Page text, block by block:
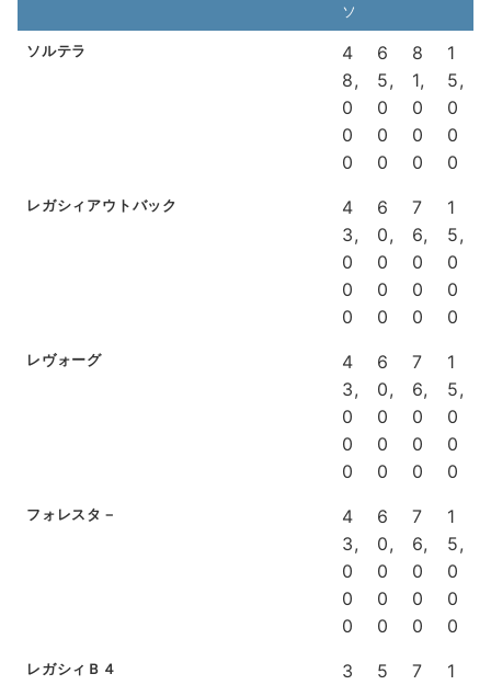
ソ
ソルテラ
4
8,
0
0
0
6
5,
0
0
0
8
1,
0
0
0
1
5,
0
0
0
レガシィアウトバック
4
3,
0
0
0
6
0,
0
0
0
7
6,
0
0
0
1
5,
0
0
0
レヴォーグ
4
3,
0
0
0
6
0,
0
0
0
7
6,
0
0
0
1
5,
0
0
0
フォレスタ－
4
3,
0
0
0
6
0,
0
0
0
7
6,
0
0
0
1
5,
0
0
0
レガシィＢ４
3
5
7
1